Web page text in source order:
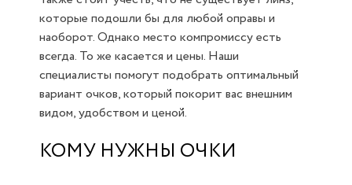
которые подошли бы для любой оправы и
наоборот. Однако место компромиссу есть
всегда. То же касается и цены. Наши
специалисты помогут подобрать оптимальный
вариант очков, который покорит вас внешним
видом, удобством и ценой.
КОМУ НУЖНЫ ОЧКИ